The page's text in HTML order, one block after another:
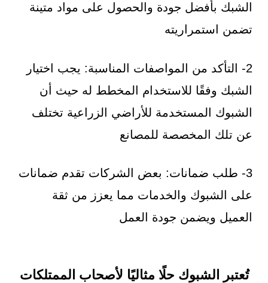
الشبك بأفضل جودة والحصول على مواد متينة
تضمن استمراريته
2- التأكد من المواصفات المناسبة: يجب اختيار
الشبك وفقًا للاستخدام المخطط له حيث أن
الشبوك المستخدمة للأراضي الزراعية تختلف
عن تلك المخصصة للمصانع
3- طلب ضمانات: بعض الشركات تقدم ضمانات
على الشبوك والخدمات مما يعزز من ثقة
العميل ويضمن جودة العمل
تُعتبر الشبوك حلًا مثاليًا لأصحاب الممتلكات